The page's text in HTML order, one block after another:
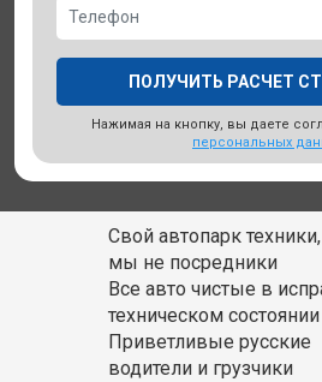
Нажимая на кнопку, вы даете
персональных
Свой автопарк техники,
мы не посредники
Все авто чистые в
техническом состоянии
Приветливые русские
водители и грузчики